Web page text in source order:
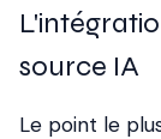
source IA
Le point le